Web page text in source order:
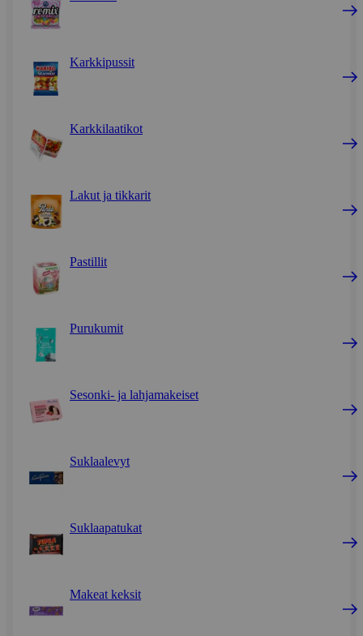
Karkkipussit
Karkkilaatikot
Lakut ja tikkarit
Pastillit
Purukumit
Sesonki- ja lahjamakeiset
Suklaalevyt
Suklaapatukat
Makeat keksit